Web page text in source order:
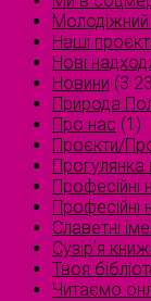
Молодіжний
Наші
Нові
Новини (3
Природа
Про нас (1)
Проєкти/
Професійні
Професійні
Славетні
Сузірʼя
Твоя
Читаємо